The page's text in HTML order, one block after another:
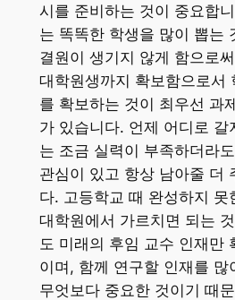
시를 준비하는 것이 중요합
는 똑똑한 학생을 많이 뽑는
결원이 생기지 않게 함으로
대학원생까지 확보함으로서
를 확보하는 것이 최우선 과
가 있습니다. 언제 어디로 갈
는 조금 실력이 부족하더라
관심이 있고 항상 남아줄 더
다. 고등학교 때 완성하지 못
대학원에서 가르치면 되는
도 미래의 후임 교수 인재만
이며, 함께 연구할 인재를 많
무엇보다 중요한 것이기 때